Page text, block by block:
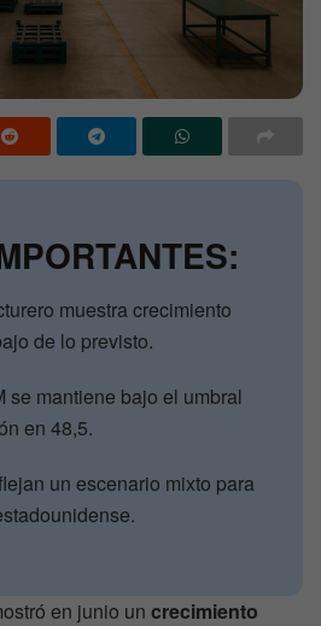
muestra crecimiento
de lo previsto.
se mantiene bajo el umbral
en 48,5.
un escenario mixto para
en junio un crecimiento